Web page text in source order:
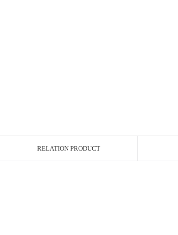
RELATION PRODUCT